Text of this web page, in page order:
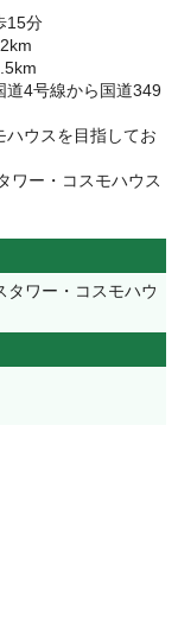
15分
線から国道349
スを目指してお
ワー・コスモハウス
タワー・コスモハウ